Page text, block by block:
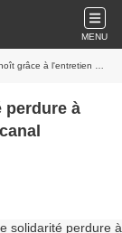
MENU
du canal d'arrosage
perdure à